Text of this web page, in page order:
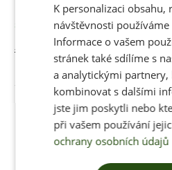
Jenon Leather Business
3450 Kč
K personalizaci obsahu,
návštěvnosti
Informace o vašem
stránek také sdílíme s
a analytickými
kombinovat s dalšími
jste jim poskytli nebo
při vašem používání
ochrany osobních údajů